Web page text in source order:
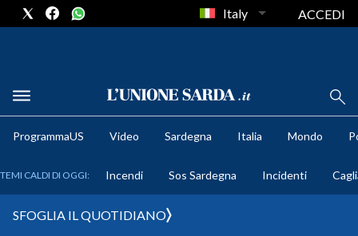
METEO
Italy ACCEDI
ProgrammaUS Video Sardegna Italia Mondo
TEMI CALDI DI OGGI: Incendi Sos Sardegna Incidenti
SFOGLIA IL QUOTIDIANO